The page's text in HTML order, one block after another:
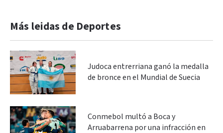
Más leidas de Deportes
Judoca entrerriana ganó la medalla
de bronce en el Mundial de Suecia
Conmebol multó a Boca y
Arruabarrena por una infracción en